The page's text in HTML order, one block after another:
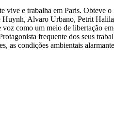
vive e trabalha em Paris.
Alvaro Urbano, Petrit
como um meio de libertação
frequente dos seus
as condições ambientais